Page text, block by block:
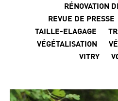
RÉNOVATION
REVUE DE PRESSE
TAILLE-ELAGAGE
VÉGÉTALISATION
VITRY